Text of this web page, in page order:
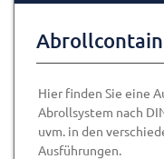
Hier finden Sie eine
Abrollsystem nach
uvm. in den
Ausführungen.